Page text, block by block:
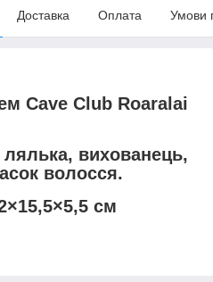
Доставка Оплата Умови
Cave Club Roaralai
вихованець,
волосся.
см